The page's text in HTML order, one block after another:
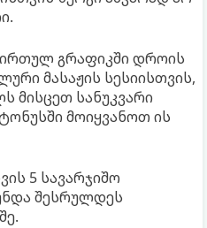
გრაფიკში დროის
მასაჟის სესიისთვის,
მისცეთ სანუკვარი
მოიყვანოთ ის
5 სავარჯიშო
შესრულდეს